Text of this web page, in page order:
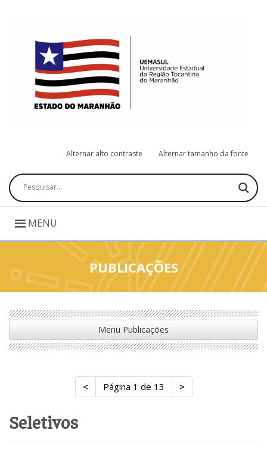
Alternar alto contraste Alternar tamanho da fonte
Pesquisar
MENU
PUBLICAÇÕES
Menu Publicações
< Página 1 de 13 >
seletivos